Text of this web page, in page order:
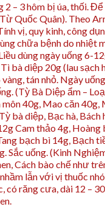
– 3 hôm bị úa, thối.
Quốc Quân). Theo
vị, quy kinh, công
chữa bệnh do nhiệt
dùng ngày uống 6-
bà diệp 20g (lau
tán nhỏ. Ngày
(Tỳ Bà Diệp ẩm –
40g, Mao căn
diệp, Bạc hà,
Cam thảo 4g, Hoàng
bạch bì 14g, Bạch
uống. (Kinh
Cách bào chế như
lẫn với vị thuốc
răng cưa, dài 12 –